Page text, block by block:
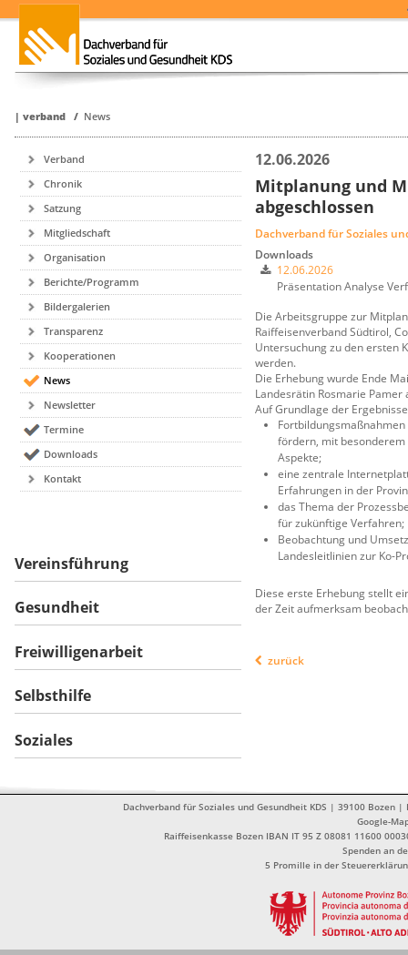
| verband / News
Verband
Chronik
Satzung
Mitgliedschaft
Organisation
Berichte/Programm
Bildergalerien
Transparenz
Kooperationen
News
Newsletter
Termine
Downloads
Kontakt
Vereinsführung
Gesundheit
Freiwilligenarbeit
Selbsthilfe
Soziales
12.06.2026
Mitplanung und
abgeschlossen
Dachverband für Soziales
Downloads
12.06.2026
Präsentation Analyse
Die Arbeitsgruppe zur
Raiffeisenverband Südtirol,
Untersuchung zu den ersten
werden.
Die Erhebung wurde Ende
Landesrätin Rosmarie
Auf Grundlage der
fördern, mit
Aspekte;
eine zentrale
Erfahrungen in der
das Thema der
für zukünftige Verfahren;
Beobachtung und
Landesleitlinien zur Ko-
Diese erste Erhebung stellt
der Zeit aufmerksam
zurück
Dachverband für Soziales und Gesundheit KDS | 39100
Google-
Raiffeisenkasse Bozen IBAN IT 95 Z 08081 11600
Spenden an
5 Promille in der